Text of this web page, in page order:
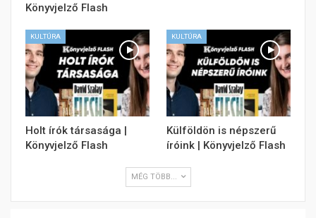
Könyvjelző Flash
KULTÚRA
Holt írók társasága |
Könyvjelző Flash
KULTÚRA
Külföldön is népszerű
íróink | Könyvjelző Flash
MÉG TÖBB...